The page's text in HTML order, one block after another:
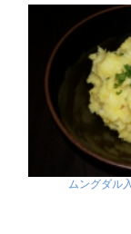
ムングダル